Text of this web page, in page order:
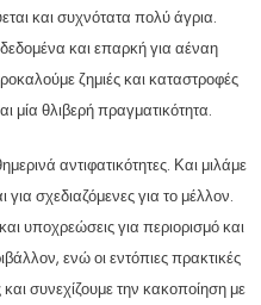
και συχνότατα πολύ άγρια.
και επαρκή για αέναη
ζημιές και καταστροφές
μία θλιβερή πραγματικότητα.
αντιφατικότητες. Και μιλάμε
σχεδιαζόμενες για το μέλλον.
υποχρεώσεις για περιορισμό και
ενώ οι εντόπιες πρακτικές
συνεχίζουμε την κακοποίηση με